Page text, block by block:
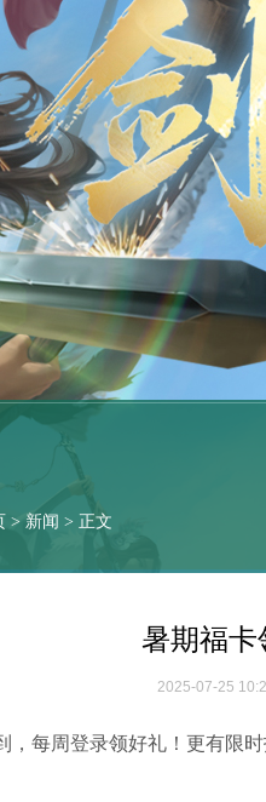
> 新闻 > 正文
暑期福卡
2025-07-25
每周登录领好礼！更有限时